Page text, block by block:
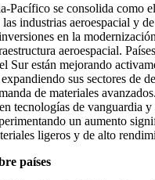
Pacífico se consolida como
industrias aeroespacial y
en la
aeroespacial.
Sur están mejorando
sus sectores de
de materiales
tecnologías de vanguardia y
un aumento
ligeros y de alto
países